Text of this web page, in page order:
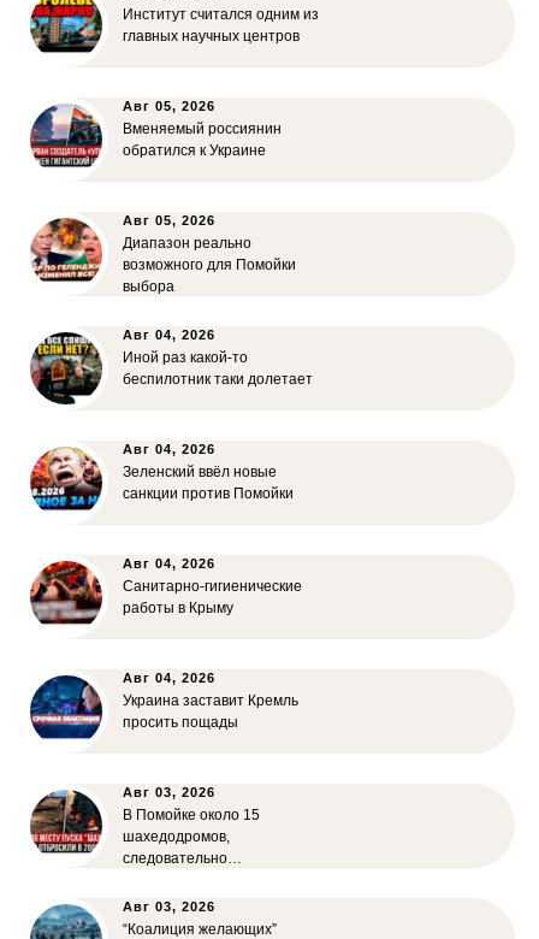
Институт считался одним из
главных научных центров
Авг 05, 2026
Вменяемый россиянин
обратился к Украине
Авг 05, 2026
Диапазон реально
возможного для Помойки
выбора
Авг 04, 2026
Иной раз какой-то
беспилотник таки долетает
Авг 04, 2026
Зеленский ввёл новые
санкции против Помойки
Авг 04, 2026
Санитарно-гигиенические
работы в Крыму
Авг 04, 2026
Украина заставит Кремль
просить пощады
Авг 03, 2026
В Помойке около 15
шахедодромов,
следовательно…
Авг 03, 2026
“Коалиция желающих”